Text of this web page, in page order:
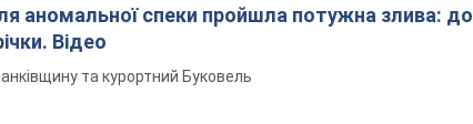
аномальної спеки пройшла потужна злива:
Відео
та курортний Буковель